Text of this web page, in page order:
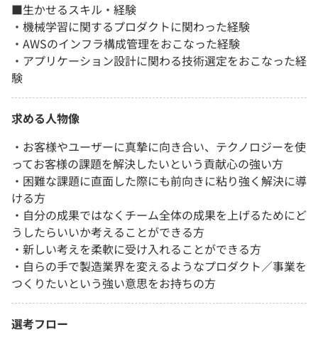
■生かせるスキル・経験
・機械学習に関するプロダクトに関わった経験
・AWSのインフラ構成管理をおこなった経験
・アプリケーション設計に関わる技術選定をおこなった経
験
求める人物像
・お客様やユーザーに真摯に向き合い、テクノロジーを使
ってお客様の課題を解決したいという貢献心の強い方
・困難な課題に直面した際にも前向きに粘り強く解決に導
ける方
・自分の成果ではなくチーム全体の成果を上げるためにど
うしたらいいか考えることができる方
・新しい考えを柔軟に受け入れることができる方
・自らの手で製造業界を変えるようなプロダクト／事業を
つくりたいという強い意思をお持ちの方
選考フロー